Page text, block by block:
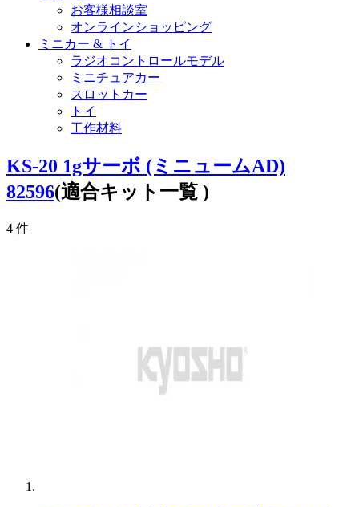
お客様相談室
オンラインショッピング
ミニカー & トイ
ラジオコントロールモデル
ミニチュアカー
スロットカー
トイ
工作材料
KS-20 1gサーボ (ミニュームAD)
82596(適合キット一覧 )
4 件